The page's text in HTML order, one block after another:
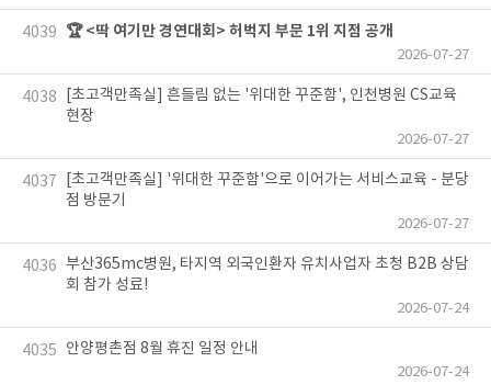
4039 🏆 <딱 여기만 경연대회> 허벅지 부문 1위 지점 공개
2026-07-27
4038
[초고객만족실] 흔들림 없는 '위대한 꾸준함', 인천병원 CS교육
현장
2026-07-27
4037
[초고객만족실] '위대한 꾸준함'으로 이어가는 서비스교육 - 분당
점 방문기
2026-07-27
4036 부산365mc병원, 타지역 외국인환자 유치사업자 초청 B2B 상담
회 참가 성료!
2026-07-24
4035 안양평촌점 8월 휴진 일정 안내
2026-07-24